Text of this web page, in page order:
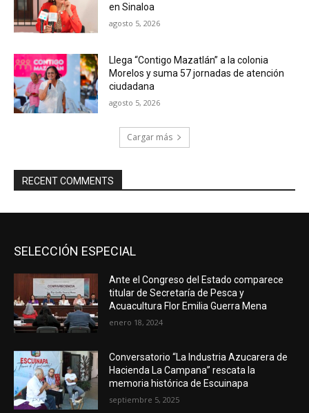
en Sinaloa
agosto 5, 2026
Llega “Contigo Mazatlán” a la colonia
Morelos y suma 57 jornadas de atención
ciudadana
agosto 5, 2026
Cargar más
RECENT COMMENTS
SELECCIÓN ESPECIAL
Ante el Congreso del Estado comparece
titular de Secretaría de Pesca y
Acuacultura Flor Emilia Guerra Mena
enero 18, 2024
Conversatorio “La Industria Azucarera de
Hacienda La Campana” rescata la
memoria histórica de Escuinapa
septiembre 5, 2025